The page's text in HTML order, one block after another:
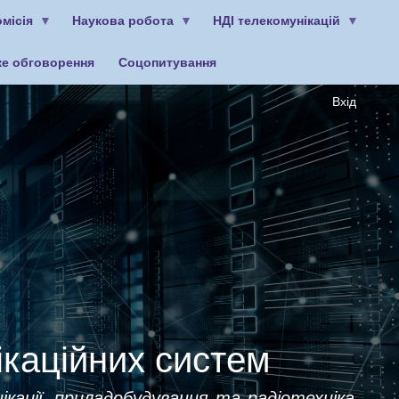
Наукова робота НДІ телекомунікацій
обговорення Соцопитування
Вхід
систем